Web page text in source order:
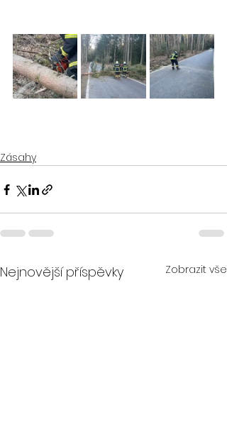
Zásahy
Nejnovější příspěvky Zobrazit vše